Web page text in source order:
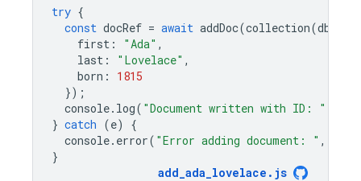
try {
const docRef = await addDoc(collection(db
first : "Ada" ,
last : "Lovelace" ,
born :
1815
});
console. log( "Document written with ID: "
} catch (e)
{
console. error( "Error adding document: " ,
}
add_ada_lovelace . js